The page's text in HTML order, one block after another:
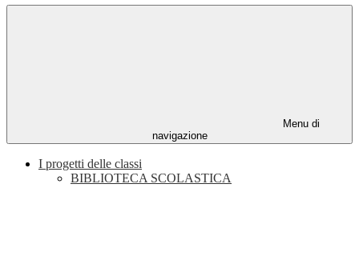
Menu di
navigazione
I progetti delle classi
BIBLIOTECA SCOLASTICA